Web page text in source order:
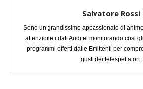
Salvatore Rossi
Sono un grandissimo appassionato di
attenzione i dati Auditel monitorando cosi
programmi offerti dalle Emittenti per
gusti dei telespettatori.